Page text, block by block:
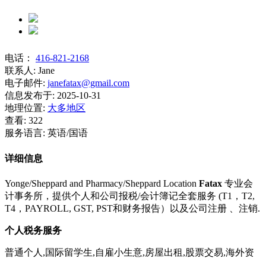
电话：
416-821-2168
联系人: Jane
电子邮件: janefatax@gmail.com
信息发布于: 2025-10-31
地理位置: 大多地区
查看: 322
服务语言: 英语/国语
详细信息
Yonge/Sheppard and Pharmacy/Sheppard Location Fatax 专业会
计事务所，提供个人和公司报税/会计簿记全套服务 (T1，T2,
T4，PAYROLL, GST, PST和财务报告）以及公司注册 、注销.
个人税务服务
普通个人,国际留学生,自雇小生意,房屋出租,股票交易,海外资